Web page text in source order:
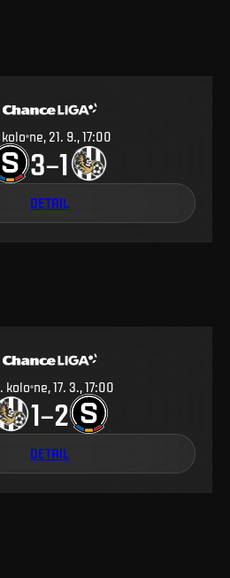
kolo ne, 21. 9., 17:00
3–1
DETAIL
. kolo ne, 17. 3., 17:00
1–2
DETAIL